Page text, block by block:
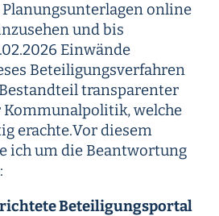
online
und bis
Einwände
Beteiligungsverfahren
transparenter
welche
erachte.Vor diesem
ich um die Beantwortung
Beteiligungsportal